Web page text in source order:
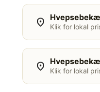
location_on Klik for lokal
location_on Klik for lokal